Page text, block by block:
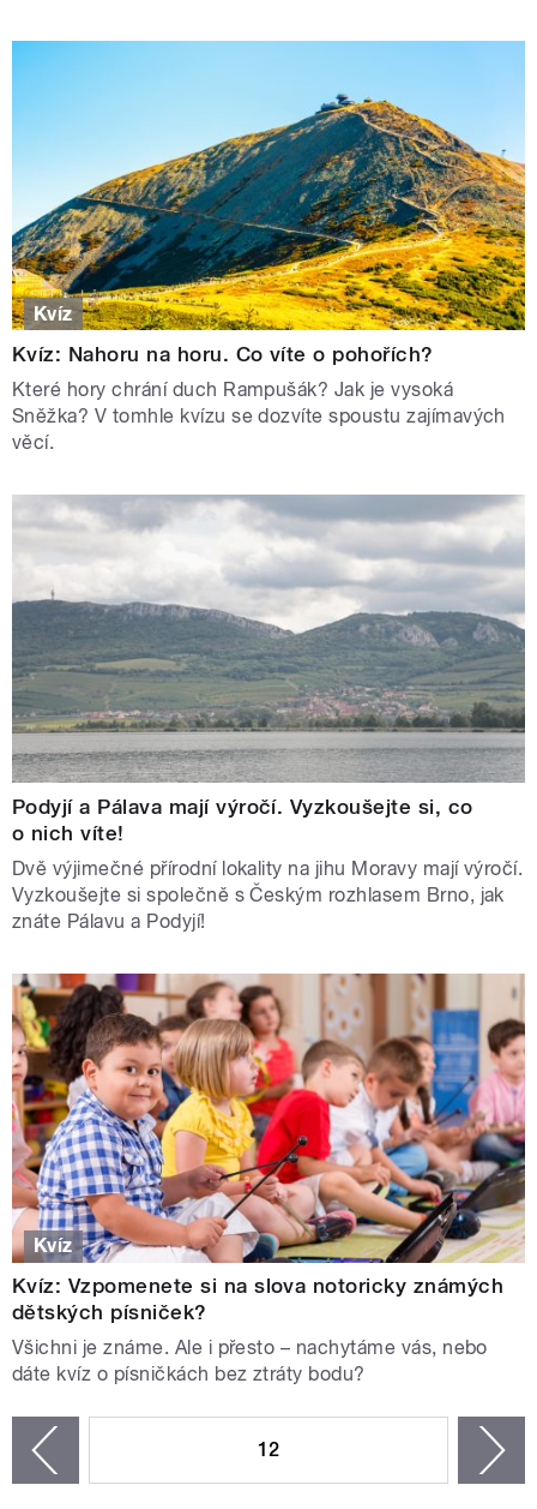
Kvíz
Kvíz: Nahoru na horu. Co víte o pohořích?
Které hory chrání duch Rampušák? Jak je vysoká
Sněžka? V tomhle kvízu se dozvíte spoustu zajímavých
věcí.
Podyjí a Pálava mají výročí. Vyzkoušejte si, co
o nich víte!
Dvě výjimečné přírodní lokality na jihu Moravy mají výročí.
Vyzkoušejte si společně s Českým rozhlasem Brno, jak
znáte Pálavu a Podyjí!
Kvíz
Kvíz: Vzpomenete si na slova notoricky známých
dětských písniček?
Všichni je známe. Ale i přesto – nachytáme vás, nebo
dáte kvíz o písničkách bez ztráty bodu?
12